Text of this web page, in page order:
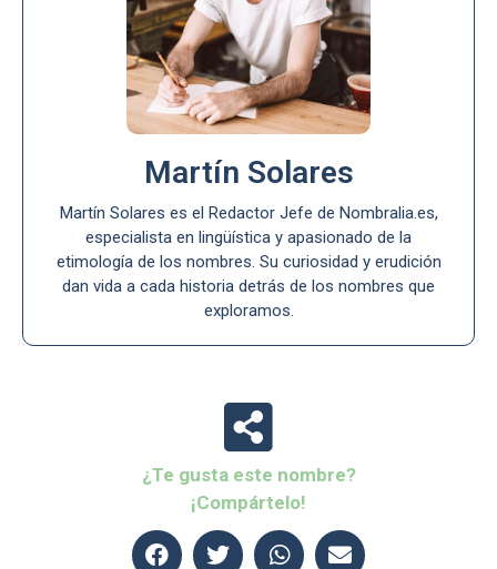
Martín Solares
Martín Solares es el Redactor Jefe de Nombralia.es,
especialista en lingüística y apasionado de la
etimología de los nombres. Su curiosidad y erudición
dan vida a cada historia detrás de los nombres que
exploramos.
¿Te gusta este nombre?
¡Compártelo!